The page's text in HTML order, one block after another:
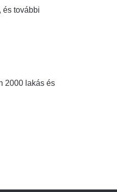
és további
2000 lakás és